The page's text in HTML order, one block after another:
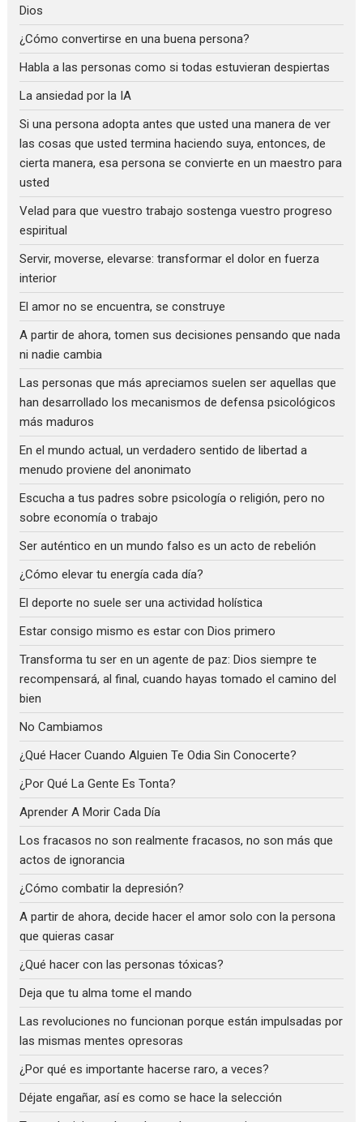
Dios
¿Cómo convertirse en una buena persona?
Habla a las personas como si todas estuvieran despiertas
La ansiedad por la IA
Si una persona adopta antes que usted una manera de ver
las cosas que usted termina haciendo suya, entonces, de
cierta manera, esa persona se convierte en un maestro para
usted
Velad para que vuestro trabajo sostenga vuestro progreso
espiritual
Servir, moverse, elevarse: transformar el dolor en fuerza
interior
El amor no se encuentra, se construye
A partir de ahora, tomen sus decisiones pensando que nada
ni nadie cambia
Las personas que más apreciamos suelen ser aquellas que
han desarrollado los mecanismos de defensa psicológicos
más maduros
En el mundo actual, un verdadero sentido de libertad a
menudo proviene del anonimato
Escucha a tus padres sobre psicología o religión, pero no
sobre economía o trabajo
Ser auténtico en un mundo falso es un acto de rebelión
¿Cómo elevar tu energía cada día?
El deporte no suele ser una actividad holística
Estar consigo mismo es estar con Dios primero
Transforma tu ser en un agente de paz: Dios siempre te
recompensará, al final, cuando hayas tomado el camino del
bien
No Cambiamos
¿Qué Hacer Cuando Alguien Te Odia Sin Conocerte?
¿Por Qué La Gente Es Tonta?
Aprender A Morir Cada Día
Los fracasos no son realmente fracasos, no son más que
actos de ignorancia
¿Cómo combatir la depresión?
A partir de ahora, decide hacer el amor solo con la persona
que quieras casar
¿Qué hacer con las personas tóxicas?
Deja que tu alma tome el mando
Las revoluciones no funcionan porque están impulsadas por
las mismas mentes opresoras
¿Por qué es importante hacerse raro, a veces?
Déjate engañar, así es como se hace la selección